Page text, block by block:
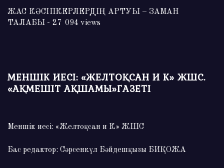
ЖАС КӘСІПКЕРЛЕРДІҢ АРТУЫ – ЗАМАН
ТАЛАБЫ - 27 094 views
МЕНШІК ИЕСІ: «ЖЕЛТОҚСАН И К» ЖШС.
«АҚМЕШІТ АҚШАМЫ»ГАЗЕТІ
Меншік иесі: «Желтоқсан и К» ЖШС
Бас редактор: Сәрсенкүл Бәйдешқызы БИҚОЖА